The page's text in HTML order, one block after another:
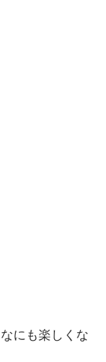
にも楽しくな